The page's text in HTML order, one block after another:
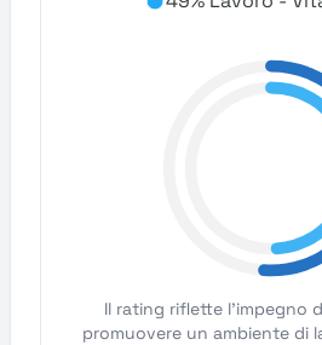
Il rating riflette l'impegno
promuovere un ambiente di